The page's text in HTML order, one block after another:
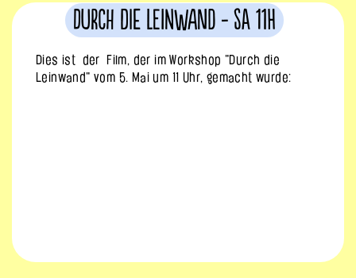
Durch die Leinwand - Sa 11h
Dies ist der Film, der im Workshop "Durch die
Leinwand" vom 5. Mai um 11 Uhr, gemacht wurde: